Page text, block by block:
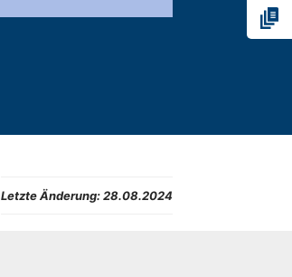
Letzte Änderung: 28.08.2024